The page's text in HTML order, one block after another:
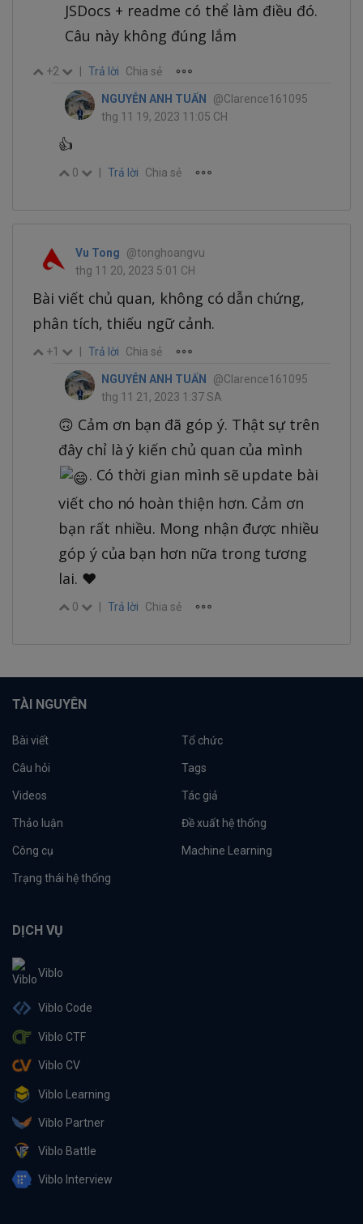
JSDocs + readme có thể làm điều đó.
Câu này không đúng lắm
+2 Trả lời Chia sẻ
NGUYỄN ANH TUẤN
@Clarence161095
thg 11 19, 2023 11:05 CH
👍️
0 Trả lời Chia sẻ
Vu Tong
@tonghoangvu
thg 11 20, 2023 5:01 CH
Bài viết chủ quan, không có dẫn chứng,
phân tích, thiếu ngữ cảnh.
+1 Trả lời Chia sẻ
NGUYỄN ANH TUẤN
@Clarence161095
thg 11 21, 2023 1:37 SA
🙃 Cảm ơn bạn đã góp ý. Thật sự trên
đây chỉ là ý kiến chủ quan của mình
. Có thời gian mình sẽ update bài
viết cho nó hoàn thiện hơn. Cảm ơn
bạn rất nhiều. Mong nhận được nhiều
góp ý của bạn hơn nữa trong tương
lai. ♥️
0 Trả lời Chia sẻ
TÀI NGUYÊN
Bài viết Tổ chức
Câu hỏi Tags
Videos Tác giả
Thảo luận Đề xuất hệ thống
Công cụ Machine Learning
Trạng thái hệ thống
DỊCH VỤ
Viblo
Viblo Code
Viblo CTF
Viblo CV
Viblo Learning
Viblo Partner
Viblo Battle
Viblo Interview